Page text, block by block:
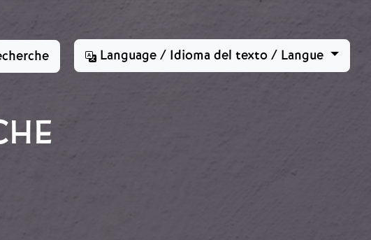
Language / Idioma del texto / Langue